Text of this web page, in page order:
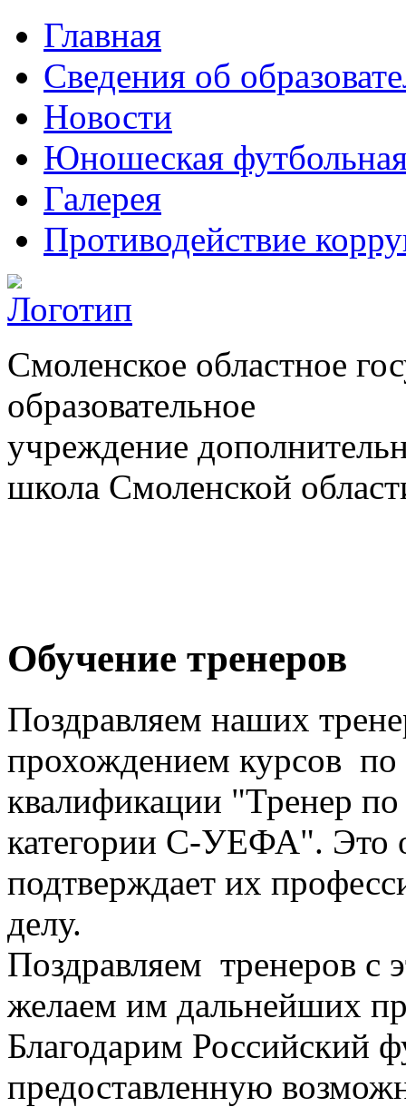
Главная
Сведения об
Новости
Юношеская
Галерея
Противодействие
Смоленское областное
образовательное
учреждение
школа Смоленской
Обучение тренеров
Поздравляем наших
прохождением курсов
квалификации "Тренер
категории C-УЕФА". Это
подтверждает их
делу.
Поздравляем тренеров с
желаем им дальнейших
Благодарим Российский
предоставленную